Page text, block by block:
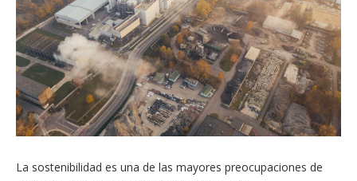
La sostenibilidad es una de las mayores preocupaciones de